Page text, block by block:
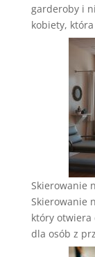
garderoby i
kobiety,
Skierowanie
Skierowanie
który otwiera
dla osób z